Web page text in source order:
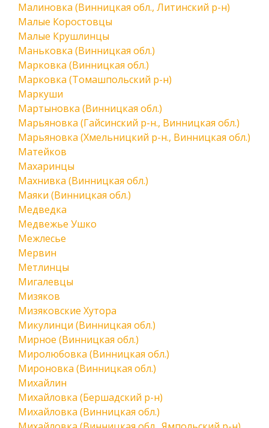
Малиновка (Винницкая обл., Литинский р-н)
Малые Коростовцы
Малые Крушлинцы
Маньковка (Винницкая обл.)
Марковка (Винницкая обл.)
Марковка (Томашпольский р-н)
Маркуши
Мартыновка (Винницкая обл.)
Марьяновка (Гайсинский р-н., Винницкая обл.)
Марьяновка (Хмельницкий р-н., Винницкая обл.)
Матейков
Махаринцы
Махнивка (Винницкая обл.)
Маяки (Винницкая обл.)
Медведка
Медвежье Ушко
Межлесье
Мервин
Метлинцы
Мигалевцы
Мизяков
Мизяковские Хутора
Микулинци (Винницкая обл.)
Мирное (Винницкая обл.)
Миролюбовка (Винницкая обл.)
Мироновка (Винницкая обл.)
Михайлин
Михайловка (Бершадский р-н)
Михайловка (Винницкая обл.)